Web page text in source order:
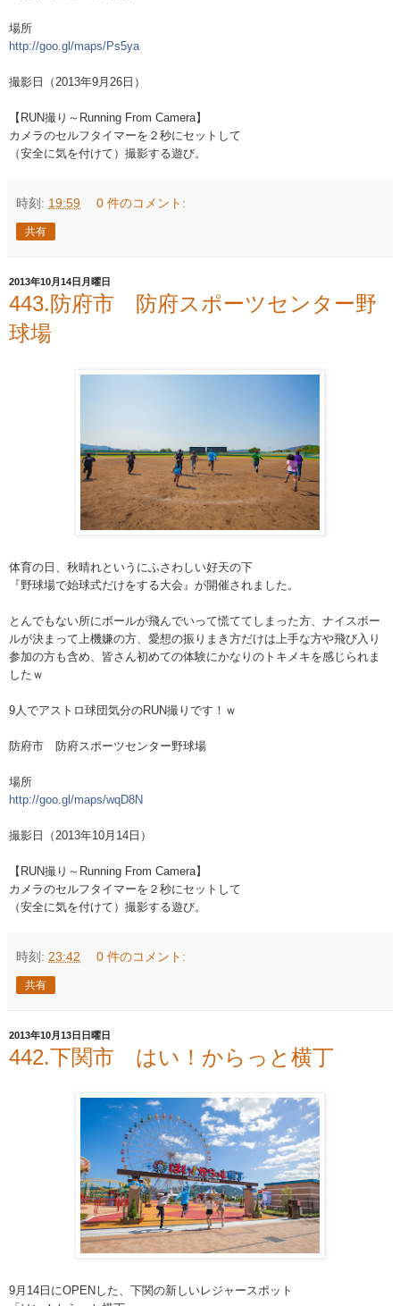
場所
http://goo.gl/maps/Ps5ya
撮影日（2013年9月26日）
【RUN撮り～Running From Camera】
カメラのセルフタイマーを２秒にセットして
（安全に気を付けて）撮影する遊び。
時刻: 19:59 0 件のコメント:
共有
2013年10月14日月曜日
443.防府市 防府スポーツセンター野
球場
体育の日、秋晴れというにふさわしい好天の下
『野球場で始球式だけをする大会』が開催されました。
とんでもない所にボールが飛んでいって慌ててしまった方 、ナイスボー
ルが決まって上機嫌の方、愛想の振りまき方だけは上手な方や飛び入り
参加の方も含め、皆さん初めての体験にかなりのトキメキを感じられま
したｗ
9人でアストロ球団気分のRUN撮りです！ｗ
防府市 防府スポーツセンター野球場
場所
http://goo.gl/maps/wqD8N
撮影日（2013年10月14日）
【RUN撮り～Running From Camera】
カメラのセルフタイマーを２秒にセットして
（安全に気を付けて）撮影する遊び。
時刻: 23:42 0 件のコメント:
共有
2013年10月13日日曜日
442.下関市 はい！からっと横丁
9月14日にOPENした、下関の新しいレジャースポッ ト